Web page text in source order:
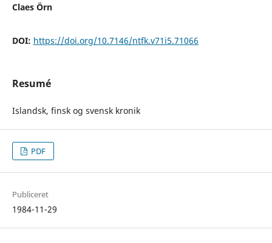
Claes Örn
DOI: https://doi.org/10.7146/ntfk.v71i5.71066
Resumé
Islandsk, finsk og svensk kronik
PDF
Publiceret
1984-11-29